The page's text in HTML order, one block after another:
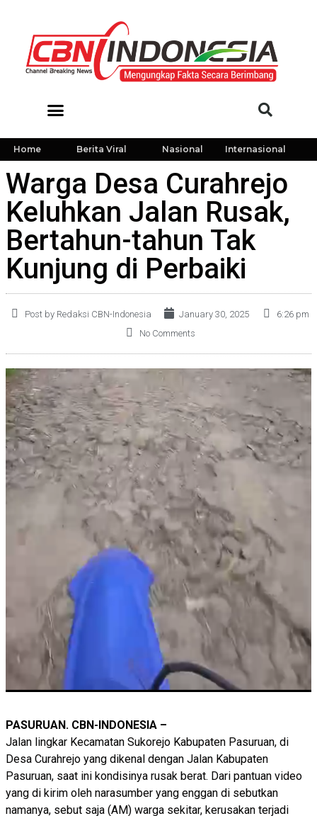
Home Berita Viral Nasional Internasional
Warga Desa Curahrejo
Keluhkan Jalan Rusak,
Bertahun-tahun Tak
Kunjung di Perbaiki
Post by Redaksi CBN-Indonesia January 30, 2025
6:26 pm
No Comments
PASURUAN. CBN-INDONESIA –
Jalan lingkar Kecamatan Sukorejo Kabupaten Pasuruan, di
Desa Curahrejo yang dikenal dengan Jalan Kabupaten
Pasuruan, saat ini kondisinya rusak berat. Dari pantuan video
yang di kirim oleh narasumber yang enggan di sebutkan
namanya, sebut saja (AM) warga sekitar, kerusakan terjadi